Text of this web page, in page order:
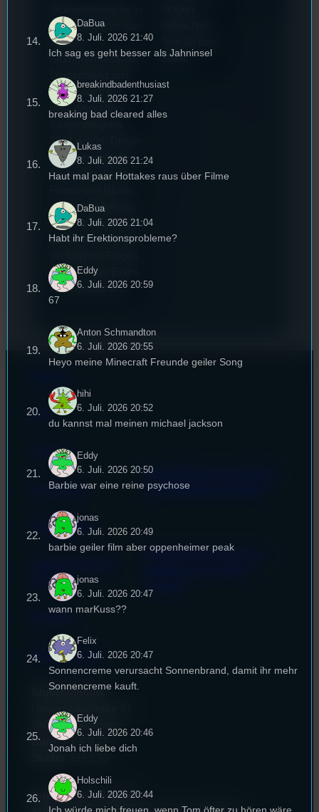
Regensburg ist das
älteste
Stummfilmfestivals
Deutschland und
wurde auch mit
dem deutschen
2022 gekürt. Diesen
Sommer geht das
Festival in die 44.
die Festivalleitung,
hat sich für uns Zeit
genommen um die
rund um das Event
zu beantworten.
Stufu.
FAQ
Satzung
Impressum
Datenschutz
(EU)
EPK & Presse
Unterstützt vom Lehrstuhl
für Medienwissenschaft
Powered by Airtime.pro –
Studentenfunk
Universitätsstraße 31
93053 Regensburg
Büro:PT 4.0.73
Telefon:0941 9435784
DaBua
8. Juli. 2026 21:40
Ich sag es geht besser als Jahninsel
breakindbadenthusiast
8. Juli. 2026 21:27
breaking bad cleared alles
Lukas
8. Juli. 2026 21:24
Haut mal paar Hottakes raus über Filme
DaBua
8. Juli. 2026 21:04
Habt ihr Erektionsprobleme?
Eddy
6. Juli. 2026 20:59
67
Anton Schmandton
6. Juli. 2026 20:55
Heyo meine Minecraft Freunde geiler Song
hihi
6. Juli. 2026 20:52
du kannst mal meinen michael jackson
Eddy
6. Juli. 2026 20:50
Barbie war eine reine psychose
jonas
6. Juli. 2026 20:49
barbie geiler film aber oppenheimer peak
jonas
6. Juli. 2026 20:47
wann marKuss??
Felix
6. Juli. 2026 20:47
Sonnencreme verursacht Sonnenbrand, damit ihr mehr
Sonnencreme kauft.
Eddy
6. Juli. 2026 20:46
Jonah ich liebe dich
Holschili
6. Juli. 2026 20:44